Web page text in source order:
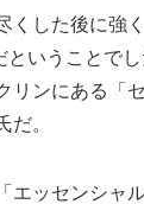
くした後に
いうことでし
リンにある「
。
エッセンシャ